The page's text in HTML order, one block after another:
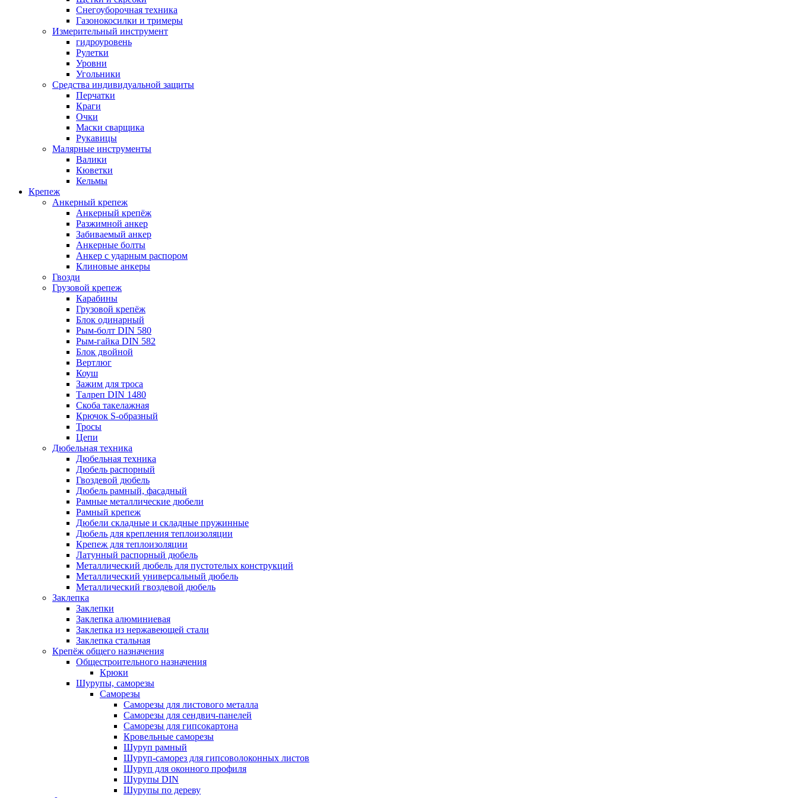
Снегоуборочная техника
Газонокосилки и тримеры
Измерительный инструмент
гидроуровень
Рулетки
Уровни
Угольники
Средства индивидуальной защиты
Перчатки
Краги
Очки
Маски сварщика
Рукавицы
Малярные инструменты
Валики
Кюветки
Кельмы
Крепеж
Анкерный крепеж
Анкерный крепёж
Разжимной анкер
Забиваемый анкер
Анкерные болты
Анкер с ударным распором
Клиновые анкеры
Гвозди
Грузовой крепеж
Карабины
Грузовой крепёж
Блок одинарный
Рым-болт DIN 580
Рым-гайка DIN 582
Блок двойной
Вертлюг
Коуш
Зажим для троса
Талреп DIN 1480
Скоба такелажная
Крючок S-образный
Тросы
Цепи
Дюбельная техника
Дюбельная техника
Дюбель распорный
Гвоздевой дюбель
Дюбель рамный, фасадный
Рамные металлические дюбели
Рамный крепеж
Дюбели складные и складные пружинные
Дюбель для крепления теплоизоляции
Крепеж для теплоизоляции
Латунный распорный дюбель
Металлический дюбель для пустотелых конструкций
Металлический универсальный дюбель
Металлический гвоздевой дюбель
Заклепка
Заклепки
Заклепка алюминиевая
Заклепка из нержавеющей стали
Заклепка стальная
Крепёж общего назначения
Общестроительного назначения
Крюки
Шурупы, саморезы
Саморезы
Саморезы для листового металла
Саморезы для сендвич-панелей
Саморезы для гипсокартона
Кровельные саморезы
Шуруп рамный
Шуруп-саморез для гипсоволоконных листов
Шуруп для оконного профиля
Шурупы DIN
Шурупы по дереву